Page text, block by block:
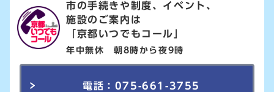
市の手続きや制度、イベント、
施設のご案内は
「京都いつでもコール」
年中無休 朝8時から夜9時
電話：075-661-3755